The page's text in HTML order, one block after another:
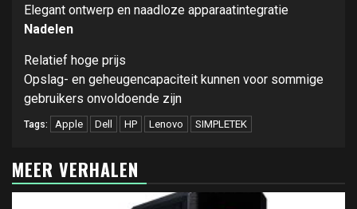
Elegant ontwerp en naadloze apparaatintegratie
Nadelen
Relatief hoge prijs
Opslag- en geheugencapaciteit kunnen voor sommige
gebruikers onvoldoende zijn
Tags: Apple Dell HP Lenovo SIMPLETEK
MEER VERHALEN